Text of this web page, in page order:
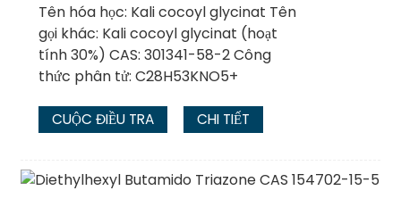
Tên hóa học: Kali cocoyl glycinat Tên
gọi khác: Kali cocoyl glycinat (hoạt
tính 30%) CAS: 301341-58-2 Công
thức phân tử: C28H53KNO5+
CUỘC ĐIỀU TRA CHI TIẾT